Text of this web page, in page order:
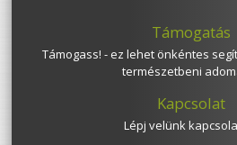
Támogatás
Támogass! - ez lehet önkéntes
természetbeni
Kapcsolat
Lépj velünk